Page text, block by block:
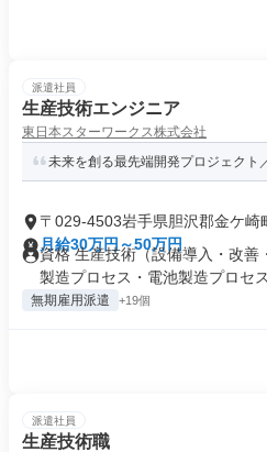
派遣社員
生産技術エンジニア
東日本スターワークス株式会社
未来を創る最先端開発プロジェクト
〒029-4503岩手県胆沢郡金ケ崎
月給30万円～50万円
資格 生産技術（設備導入・改善
製造プロセス・電池製造プロセス
無期雇用派遣 +19個
派遣社員
生産技術職